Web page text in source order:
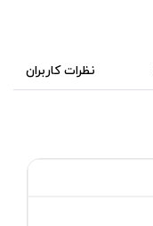
نظرات کاربران